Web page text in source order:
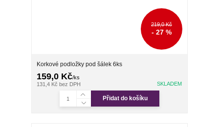
219,0 Kč
- 27 %
Korkové podložky pod šálek 6ks
159,0 Kč/ks
131,4 Kčbez DPH SKLADEM
Přidat do košíku